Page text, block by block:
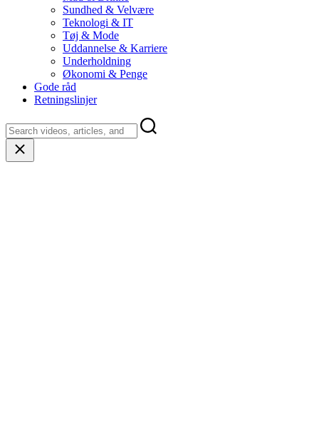
Sundhed & Velvære
Teknologi & IT
Tøj & Mode
Uddannelse & Karriere
Underholdning
Økonomi & Penge
Gode råd
Retningslinjer
Close
search